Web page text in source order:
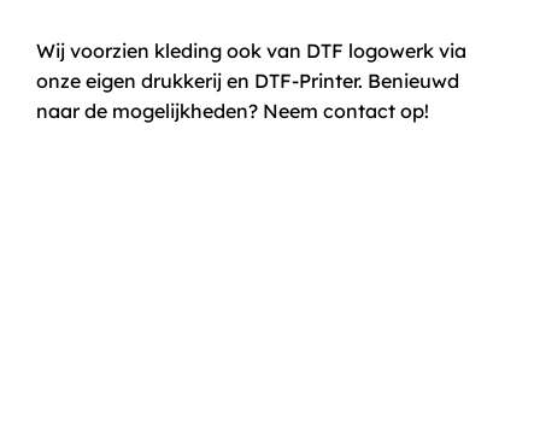
Wij voorzien kleding ook van DTF logowerk via
onze eigen drukkerij en DTF-Printer. Benieuwd
naar de mogelijkheden? Neem contact op!